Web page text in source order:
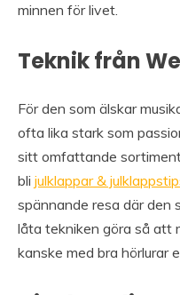
minnen för livet.
Teknik från
För den som älskar
ofta lika stark som
sitt omfattande
bli julklappar &
spännande resa där den
låta tekniken göra så att
kanske med bra hörlurar